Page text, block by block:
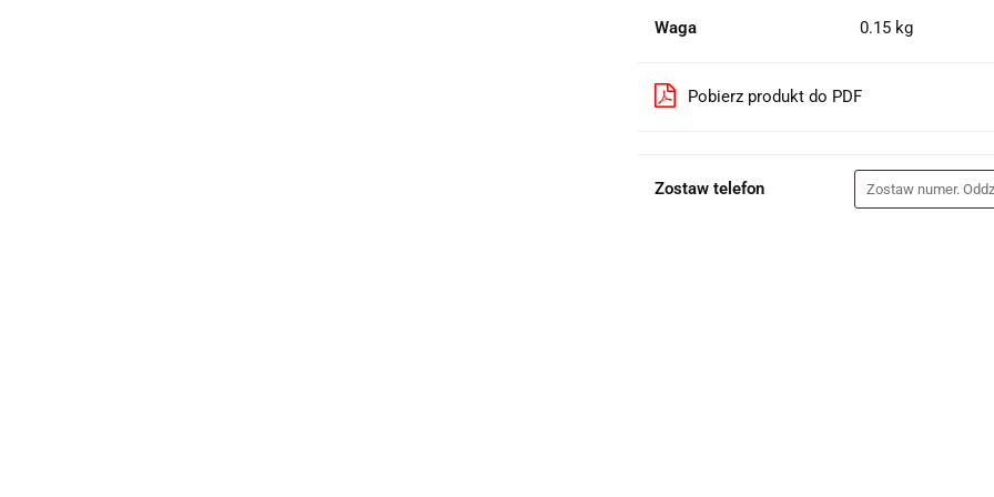
Waga 0.15 kg
Pobierz produkt do PDF
Zostaw telefon